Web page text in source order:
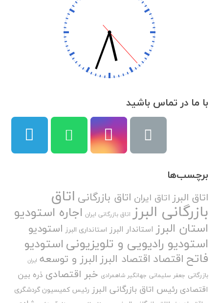
با ما در تماس باشید
برچسب‌ها
اتاق البرز اتاق ایران اتاق بازرگانی اتاق
بازرگانی البرز اتاق بازرگانی ایران اجاره استودیو
استان البرز استاندار البرز استانداری البرز استودیو
استودیو رادیویی و تلویزیونیاستودیو
فاتح اقتصاد اقتصاد البرزالبرز و توسعه ایران
بازرگانی جعفر سلیمانی جهانگیر شاهمرادی خبر اقتصادی ذره بین
اقتصادی رئیس اتاق بازرگانی البرز رئیس کمیسیون گردشگری